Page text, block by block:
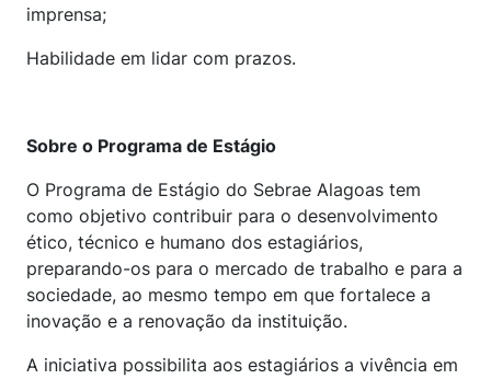
imprensa;
Habilidade em lidar com prazos.
Sobre o Programa de Estágio
O Programa de Estágio do Sebrae Alagoas tem
como objetivo contribuir para o desenvolvimento
ético, técnico e humano dos estagiários,
preparando-os para o mercado de trabalho e para a
sociedade, ao mesmo tempo em que fortalece a
inovação e a renovação da instituição.
A iniciativa possibilita aos estagiários a vivência em